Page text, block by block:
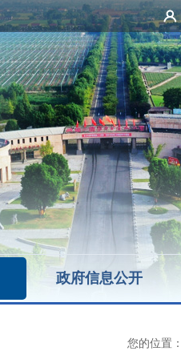
政府信息公开
您的位置：